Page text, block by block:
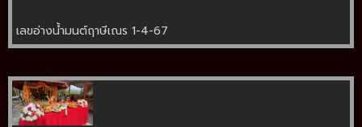
เลขอ่างน้ำมนต์ฤาษีเณร 1-4-67